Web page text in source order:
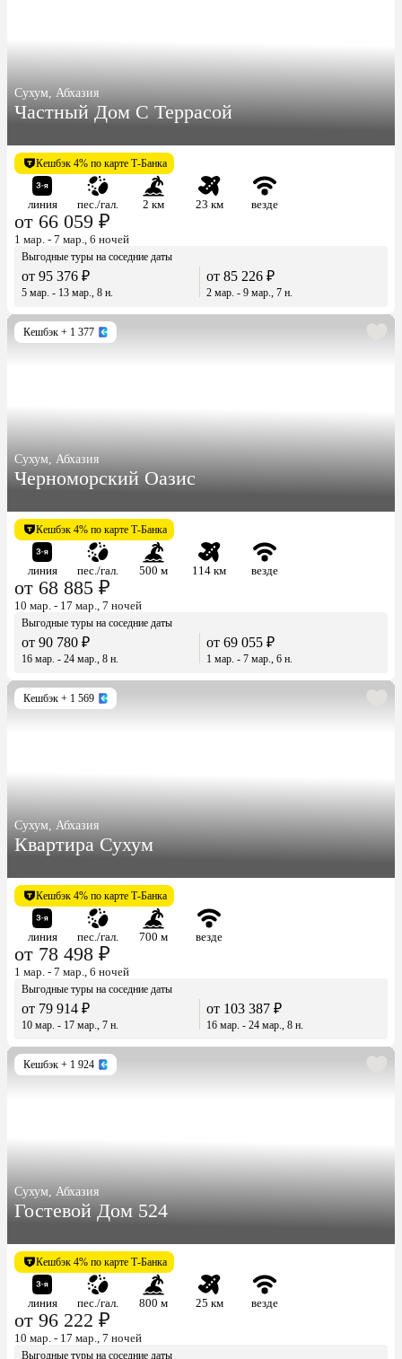
Сухум, Абхазия
Частный Дом С Террасой
Кешбэк 4% по карте Т-Банка
линия пес./гал. 2 км 23 км везде
от 66 059 ₽
1 мар. - 7 мар., 6 ночей
Выгодные туры на соседние даты
от 95 376 ₽
5 мар. - 13 мар., 8 н.
от 85 226 ₽
2 мар. - 9 мар., 7 н.
Кешбэк + 1 377
Сухум, Абхазия
Черноморский Оазис
Кешбэк 4% по карте Т-Банка
линия пес./гал. 500 м 114 км везде
от 68 885 ₽
10 мар. - 17 мар., 7 ночей
Выгодные туры на соседние даты
от 90 780 ₽
16 мар. - 24 мар., 8 н.
от 69 055 ₽
1 мар. - 7 мар., 6 н.
Кешбэк + 1 569
Сухум, Абхазия
Квартира Сухум
Кешбэк 4% по карте Т-Банка
линия пес./гал. 700 м везде
от 78 498 ₽
1 мар. - 7 мар., 6 ночей
Выгодные туры на соседние даты
от 79 914 ₽
10 мар. - 17 мар., 7 н.
от 103 387 ₽
16 мар. - 24 мар., 8 н.
Кешбэк + 1 924
Сухум, Абхазия
Гостевой Дом 524
Кешбэк 4% по карте Т-Банка
линия пес./гал. 800 м 25 км везде
от 96 222 ₽
10 мар. - 17 мар., 7 ночей
Выгодные туры на соседние даты